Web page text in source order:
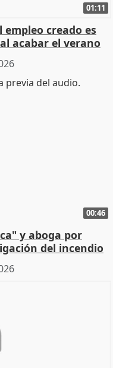
01:11
creado es
acabar el verano
00:46
y aboga por
del incendio